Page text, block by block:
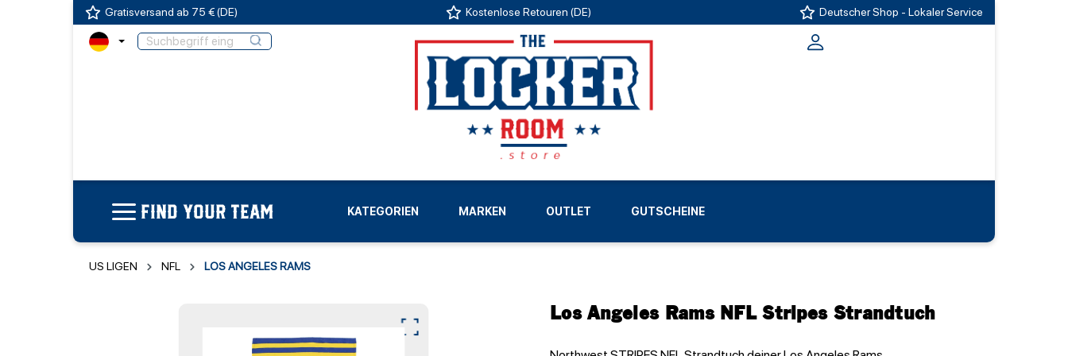
Gratisversand ab 75 € (DE) Kostenlose Retouren (DE) Deutscher Shop - Lokaler Service
FIND YOUR TEAM KATEGORIEN MARKEN
LIGEN
OUTLET GUTSCHEINE
US LIGEN NFL LOS ANGELES RAMS
Los Angeles Rams NFL Stripes Strandtuch